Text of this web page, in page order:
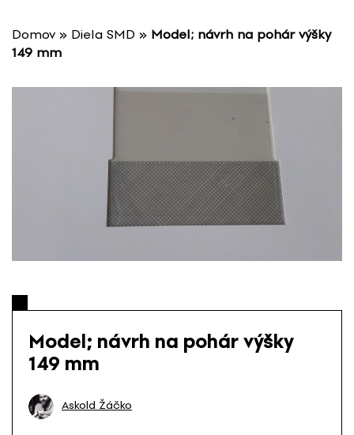
Domov » Diela SMD » Model; návrh na pohár výšky
149 mm
Model; návrh na pohár výšky
149 mm
Askold Žáčko